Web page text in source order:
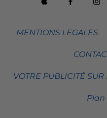
MENTIONS LEGALES
VOTRE PUBLICITÉ SUR
Plan